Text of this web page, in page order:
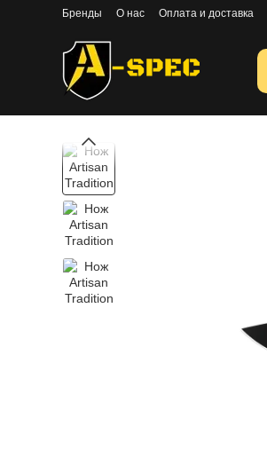
Перейти к основному контенту
Бренды О нас Оплата и доставка